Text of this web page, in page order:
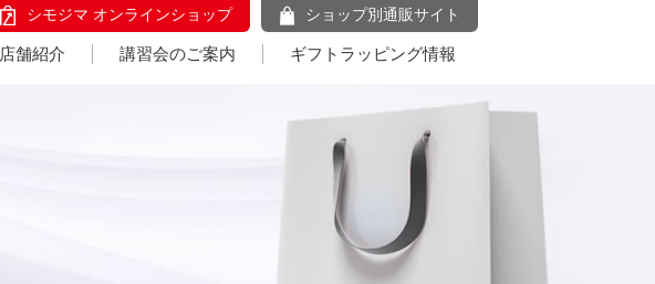
シモジマ オンラインショップ ショップ別通販サイト
店舗紹介 講習会のご案内 ギフトラッピング情報